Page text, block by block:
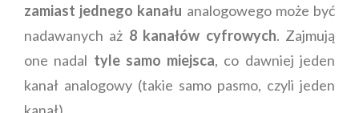
zamiast jednego kanału analogowego może być
nadawanych aż 8 kanałów cyfrowych. Zajmują
one nadal tyle samo miejsca, co dawniej jeden
kanał analogowy (takie samo pasmo, czyli jeden